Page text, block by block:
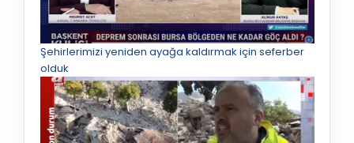
Şehirlerimizi yeniden ayağa kaldırmak için seferber
olduk